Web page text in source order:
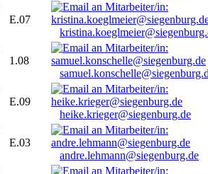
E.07
1.08
E.09
heike.krieger@siegenburg.de
E.03
andre.lehmann@siegenburg.de